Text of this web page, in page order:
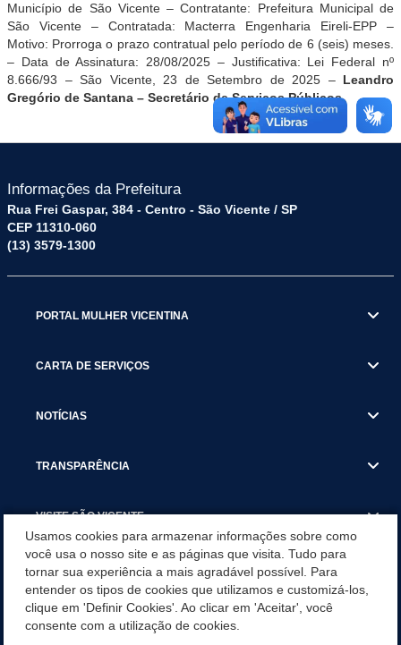
Município de São Vicente – Contratante: Prefeitura Municipal de
São Vicente – Contratada: Macterra Engenharia Eireli-EPP –
Motivo: Prorroga o prazo contratual pelo período de 6 (seis) meses.
– Data de Assinatura: 28/08/2025 – Justificativa: Lei Federal nº
8.666/93 – São Vicente, 23 de Setembro de 2025 – Leandro
Gregório de Santana – Secretário de Serviços Públicos.
Informações da Prefeitura
Rua Frei Gaspar, 384 - Centro - São Vicente / SP
CEP 11310-060
(13) 3579-1300
PORTAL MULHER VICENTINA
CARTA DE SERVIÇOS
NOTÍCIAS
TRANSPARÊNCIA
VISITE SÃO VICENTE
SÃO VICENTE REFORÇA REDE DE PROTEÇÃO ÀS MULHERES
DURANTE O AGOSTO LILÁS COM AÇÕES DE
CONSCIENTIZAÇÃO E ACOLHIMENTO
Usamos cookies para armazenar informações sobre como
você usa o nosso site e as páginas que visita. Tudo para
tornar sua experiência a mais agradável possível. Para
entender os tipos de cookies que utilizamos e customizá-los,
clique em 'Definir Cookies'. Ao clicar em 'Aceitar', você
consente com a utilização de cookies.